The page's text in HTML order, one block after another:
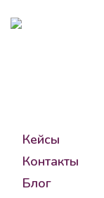
Кейсы
Контакты
Блог